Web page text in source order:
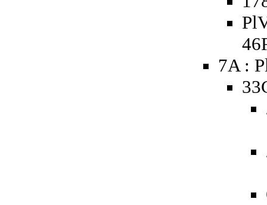
7A :